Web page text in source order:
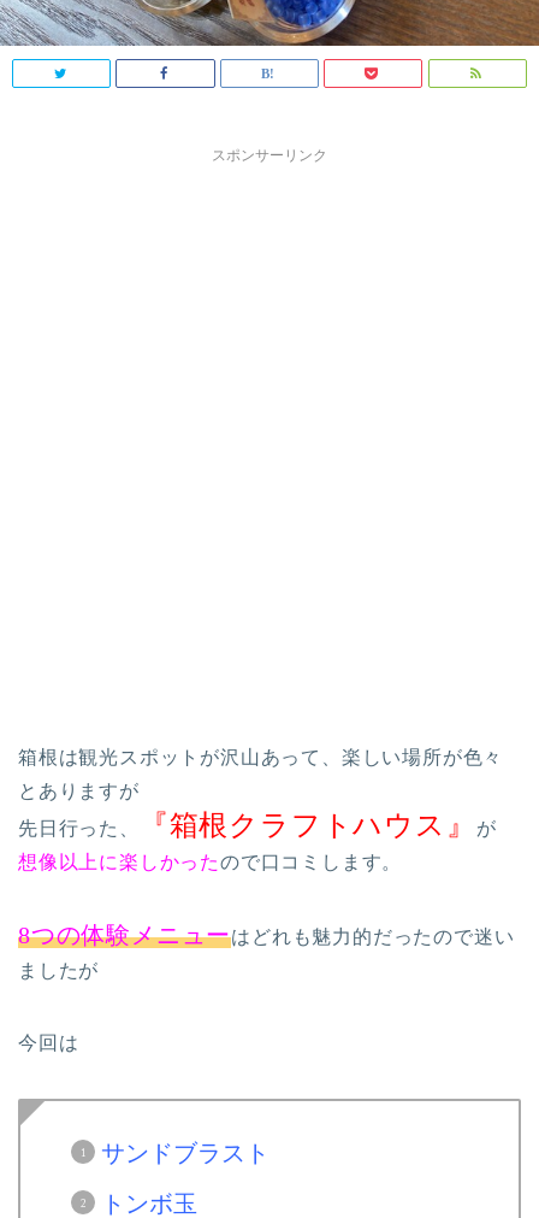
スポンサーリンク
箱根は観光スポットが沢山あって、楽しい場所が色々
とありますが
先日行った、
『箱根クラフトハウス』
が
想像以上に楽しかったので口コミします。
8つの体験メニューはどれも魅力的だったので迷い
ましたが
今回は
サンドブラスト
トンボ玉